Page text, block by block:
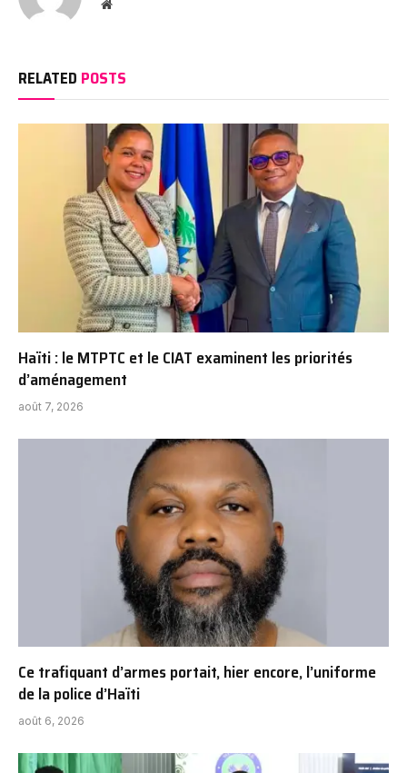
Website
RELATED POSTS
Haïti : le MTPTC et le CIAT examinent les priorités
d’aménagement
août 7, 2026
Ce trafiquant d’armes portait, hier encore, l’uniforme
de la police d’Haïti
août 6, 2026